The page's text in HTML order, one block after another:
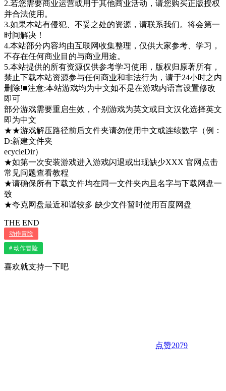
2.若您需要商业运营或用于其他商业活动，请您购买正版授权
并合法使用。
3.如果本站有侵犯、不妥之处的资源，请联系我们。将会第一
时间解决！
4.本站部分内容均由互联网收集整理，仅供大家参考、学习，
不存在任何商业目的与商业用途。
5.本站提供的所有资源仅供参考学习使用，版权归原著所有，
禁止下载本站资源参与任何商业和非法行为，请于24小时之内
删除!■注意:本站游戏均为中文如不是在游戏内语言设置修改
即可
部分游戏需要重启生效，个别游戏为英文或日文汉化选择英文
即为中文
★★游戏解压路径前后文件夹请勿使用中文或连续数字（例：
D:新建文件夹
ecycleDir）
★如第一次安装游戏进入游戏闪退或出现缺少XXX 官网点击
常见问题查看教程
★请确保所有下载文件均在同一文件夹内且名字与下载网盘一
致
★夸克网盘最近和谐较多 缺少文件暂时使用百度网盘
THE END
动作冒险
# 动作冒险
喜欢就支持一下吧
点赞2079